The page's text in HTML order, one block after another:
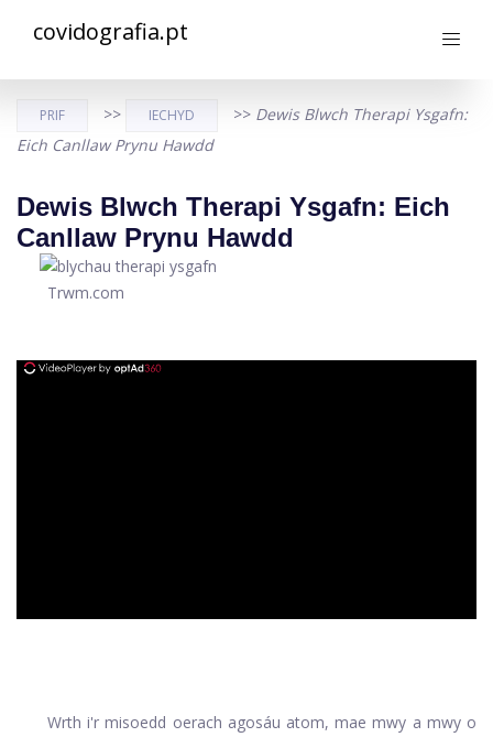
covidografia.pt
PRIF >> IECHYD >> Dewis Blwch Therapi Ysgafn:
Eich Canllaw Prynu Hawdd
Dewis Blwch Therapi Ysgafn: Eich
Canllaw Prynu Hawdd
Trwm.com
Wrth i'r misoedd oerach agosáu atom, mae mwy a mwy o